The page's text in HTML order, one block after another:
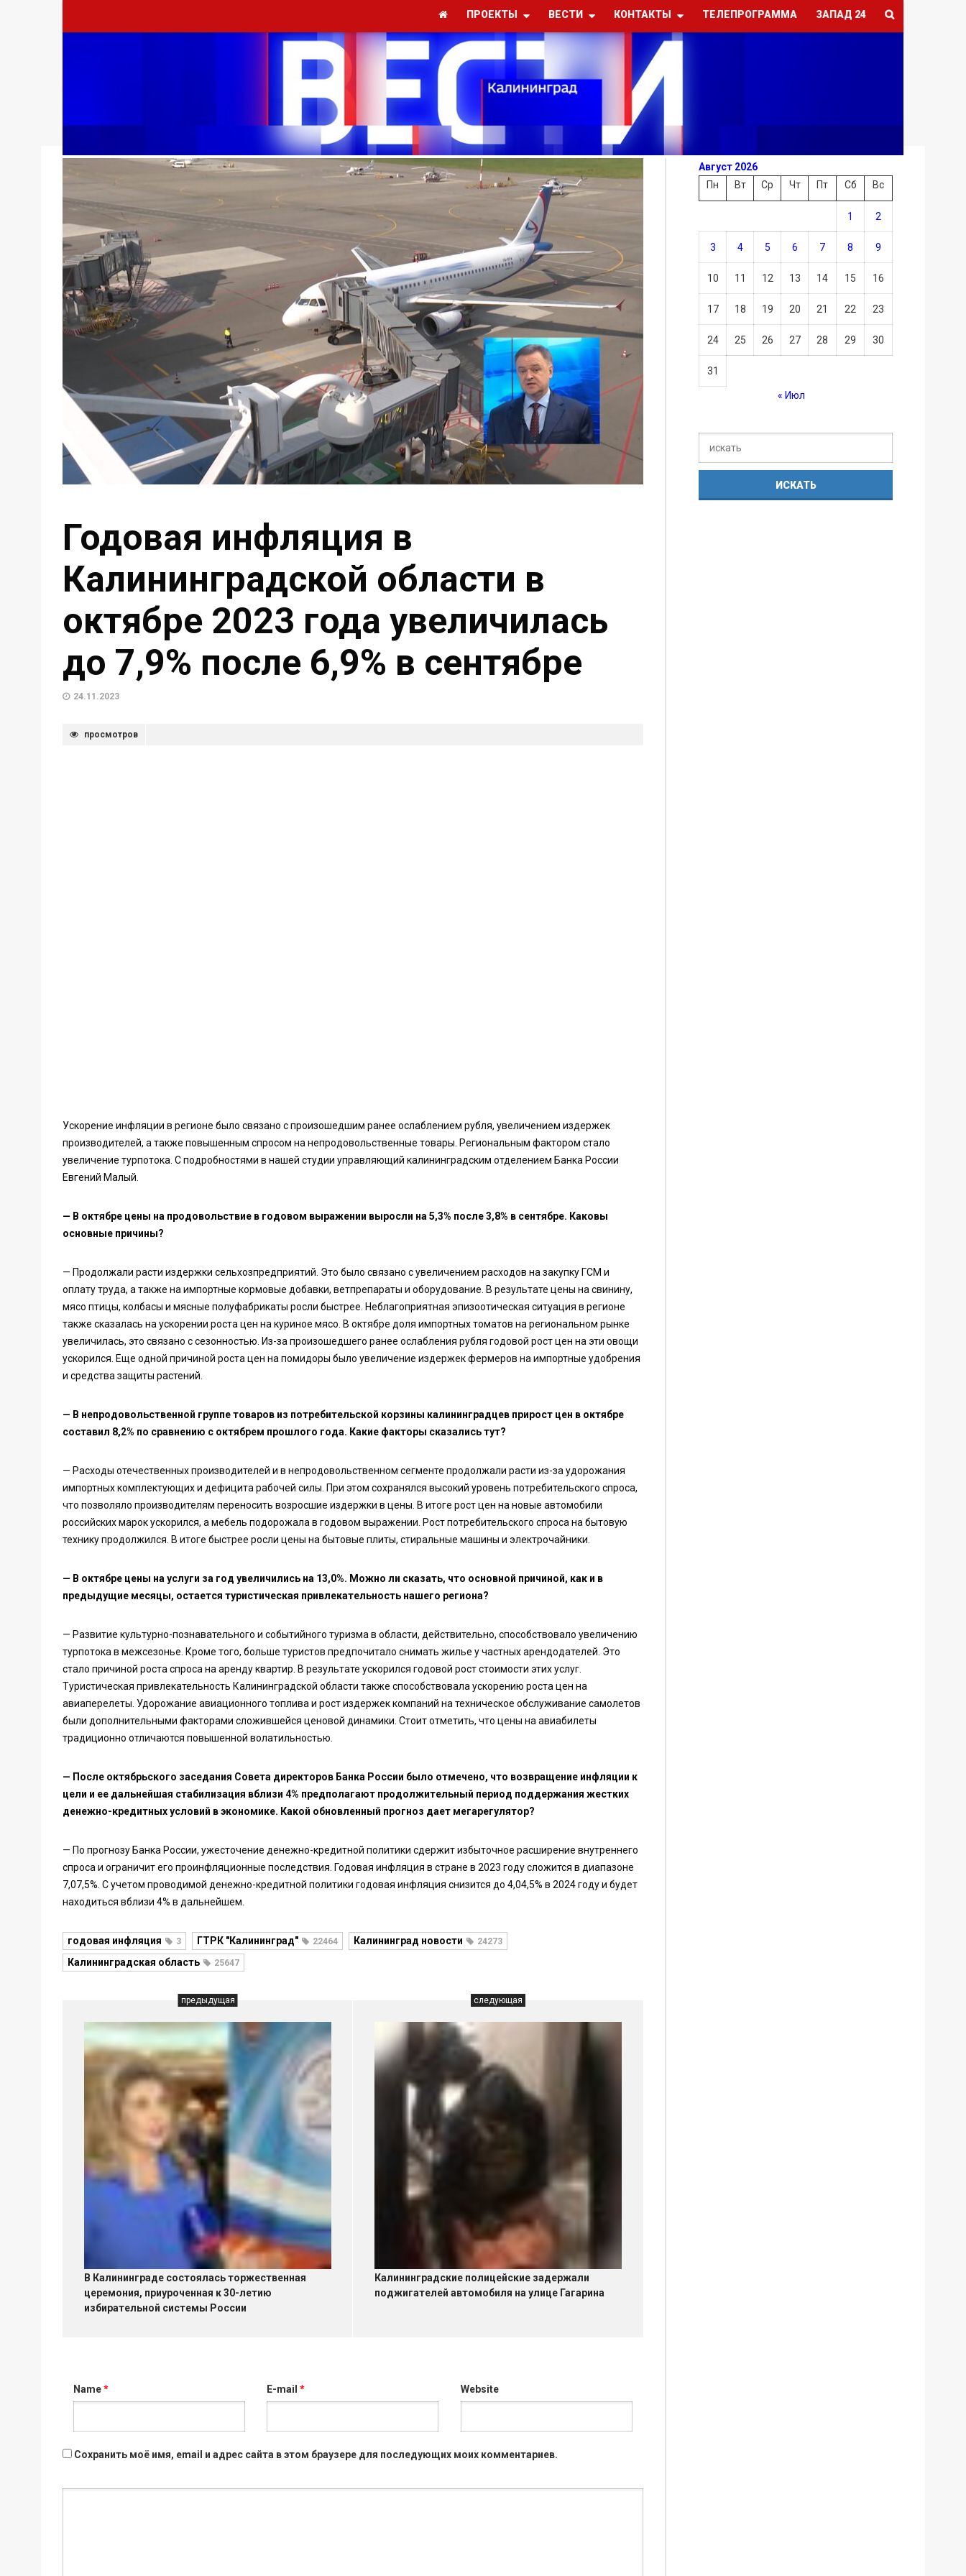
ПРОЕКТЫ ВЕСТИ КОНТАКТЫ ТЕЛЕПРОГРАММА ЗАПАД 24
Годовая инфляция в
Калининградской области в
октябре 2023 года увеличилась
до 7,9% после 6,9% в сентябре
24.11.2023
просмотров
Ускорение инфляции в регионе было связано с произошедшим ранее ослаблением рубля, увеличением издержек
производителей, а также повышенным спросом на непродовольственные товары. Региональным фактором стало
увеличение турпотока. С подробностями в нашей студии управляющий калининградским отделением Банка России
Евгений Малый.
— В октябре цены на продовольствие в годовом выражении выросли на 5,3% после 3,8% в сентябре. Каковы
основные причины?
— Продолжали расти издержки сельхозпредприятий. Это было связано с увеличением расходов на закупку ГСМ и
оплату труда, а также на импортные кормовые добавки, ветпрепараты и оборудование. В результате цены на свинину,
мясо птицы, колбасы и мясные полуфабрикаты росли быстрее. Неблагоприятная эпизоотическая ситуация в регионе
также сказалась на ускорении роста цен на куриное мясо. В октябре доля импортных томатов на региональном рынке
увеличилась, это связано с сезонностью. Из-за произошедшего ранее ослабления рубля годовой рост цен на эти овощи
ускорился. Еще одной причиной роста цен на помидоры было увеличение издержек фермеров на импортные удобрения
и средства защиты растений.
— В непродовольственной группе товаров из потребительской корзины калининградцев прирост цен в октябре
составил 8,2% по сравнению с октябрем прошлого года. Какие факторы сказались тут?
— Расходы отечественных производителей и в непродовольственном сегменте продолжали расти из-за удорожания
импортных комплектующих и дефицита рабочей силы. При этом сохранялся высокий уровень потребительского спроса,
что позволяло производителям переносить возросшие издержки в цены. В итоге рост цен на новые автомобили
российских марок ускорился, а мебель подорожала в годовом выражении. Рост потребительского спроса на бытовую
технику продолжился. В итоге быстрее росли цены на бытовые плиты, стиральные машины и электрочайники.
— В октябре цены на услуги за год увеличились на 13,0%. Можно ли сказать, что основной причиной, как и в
предыдущие месяцы, остается туристическая привлекательность нашего региона?
— Развитие культурно-познавательного и событийного туризма в области, действительно, способствовало увеличению
турпотока в межсезонье. Кроме того, больше туристов предпочитало снимать жилье у частных арендодателей. Это
стало причиной роста спроса на аренду квартир. В результате ускорился годовой рост стоимости этих услуг.
Туристическая привлекательность Калининградской области также способствовала ускорению роста цен на
авиаперелеты. Удорожание авиационного топлива и рост издержек компаний на техническое обслуживание самолетов
были дополнительными факторами сложившейся ценовой динамики. Стоит отметить, что цены на авиабилеты
традиционно отличаются повышенной волатильностью.
— После октябрьского заседания Совета директоров Банка России было отмечено, что возвращение инфляции к
цели и ее дальнейшая стабилизация вблизи 4% предполагают продолжительный период поддержания жестких
денежно-кредитных условий в экономике. Какой обновленный прогноз дает мегарегулятор?
— По прогнозу Банка России, ужесточение денежно-кредитной политики сдержит избыточное расширение внутреннего
спроса и ограничит его проинфляционные последствия. Годовая инфляция в стране в 2023 году сложится в диапазоне
7,07,5%. С учетом проводимой денежно-кредитной политики годовая инфляция снизится до 4,04,5% в 2024 году и будет
находиться вблизи 4% в дальнейшем.
годовая инфляция 3 ГТРК "Калининград" 22464 Калининград новости 24273
Калининградская область 25647
предыдущая
В Калининграде состоялась торжественная
церемония, приуроченная к 30-летию
избирательной системы России
следующая
Калининградские полицейские задержали
поджигателей автомобиля на улице Гагарина
Name* E-mail* Website
Сохранить моё имя, email и адрес сайта в этом браузере для последующих моих комментариев.
Август 2026
Пн
Вт Ср Чт Пт Сб Вс
1 2
3 4 5 6 7 8 9
10 11 12 13 14 15 16
17 18 19 20 21 22 23
24 25 26 27 28 29 30
31
« Июл